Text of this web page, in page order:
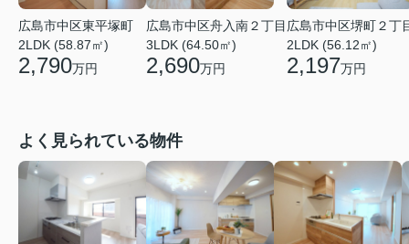
広島市中区東平塚町
2LDK (58.87㎡)
2,790万円
広島市中区舟入南２丁目
3LDK (64.50㎡)
2,690万円
広島市中区堺町２丁
2LDK (56.12㎡)
2,197万円
よく見られている物件